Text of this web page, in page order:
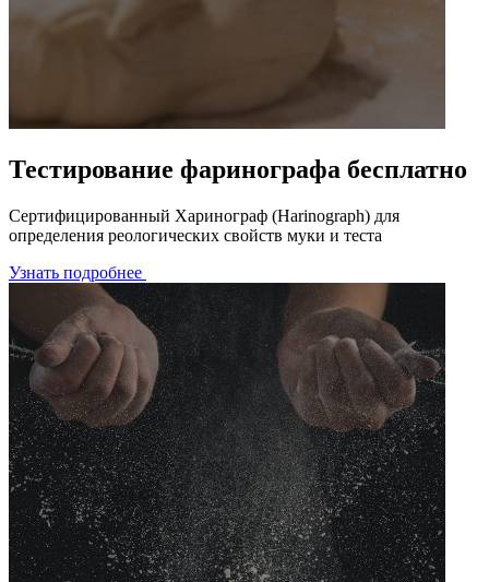
Тестирование фаринографа бесплатно
Сертифицированный Харинограф (Harinograph) для
определения реологических свойств муки и теста
Узнать подробнее